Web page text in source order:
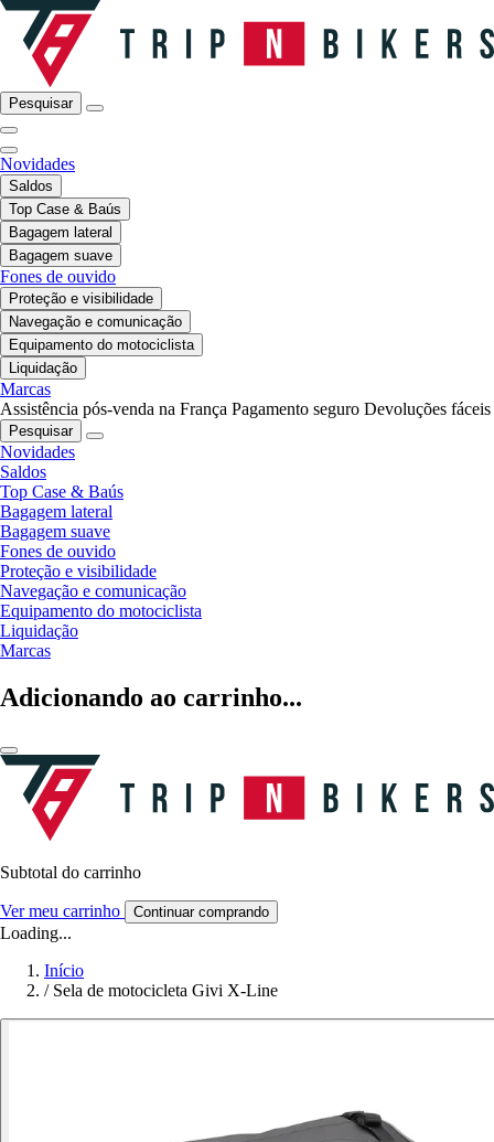
Pesquisar
Novidades
Saldos
Top Case & Baús
Bagagem lateral
Bagagem suave
Fones de ouvido
Proteção e visibilidade
Navegação e comunicação
Equipamento do motociclista
Liquidação
Marcas
Assistência pós-venda na França Pagamento seguro Devoluções fáceis
Pesquisar
Novidades
Saldos
Top Case & Baús
Bagagem lateral
Bagagem suave
Fones de ouvido
Proteção e visibilidade
Navegação e comunicação
Equipamento do motociclista
Liquidação
Marcas
Adicionando ao carrinho...
Subtotal do carrinho
Ver meu carrinho Continuar comprando
Loading...
Início
/ Sela de motocicleta Givi X-Line